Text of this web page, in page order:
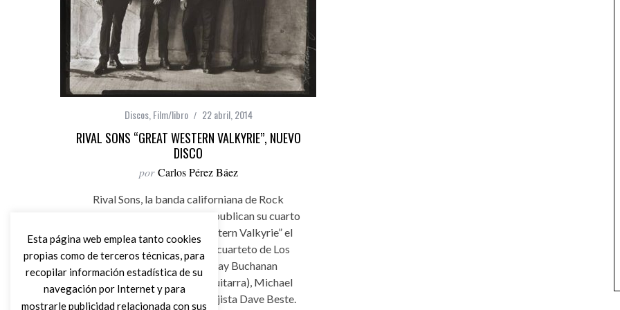
Discos, Film/libro 22 abril, 2014
RIVAL SONS “GREAT WESTERN VALKYRIE”, NUEVO
DISCO
por Carlos Pérez Báez
Rival Sons, la banda californiana de Rock
setentero, Blues y Psicodelia publican su cuarto
disco de estudio “Great Western Valkyrie” el
próximo 6 de junio por este cuarteto de Los
Angeles compuesto por Jay Buchanan
(cantante), Scott Holiday (guitarra), Michael
Miley (batería) y su nuevo bajista Dave Beste.
Esta página web emplea tanto cookies
propias como de terceros técnicas, para
recopilar información estadística de su
navegación por Internet y para
mostrarle publicidad relacionada con sus